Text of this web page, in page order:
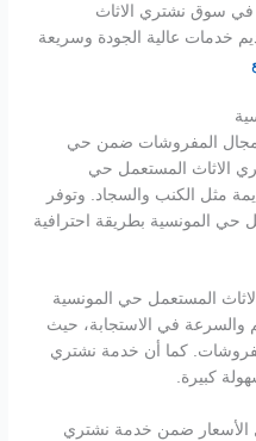
في سوق نشتري الاثاث
خدمات عالية الجودة وسريعة
مجال المفروشات ضمن حي
الاثاث المستعمل حي
مثل الكنب والسجاد. وتوفر
حي المونسية بطريقة احترافية
المستعمل حي المونسية
والسرعة في الاستجابة، حيث
كما أن خدمة نشتري
كبيرة.
ضمن خدمة نشتري